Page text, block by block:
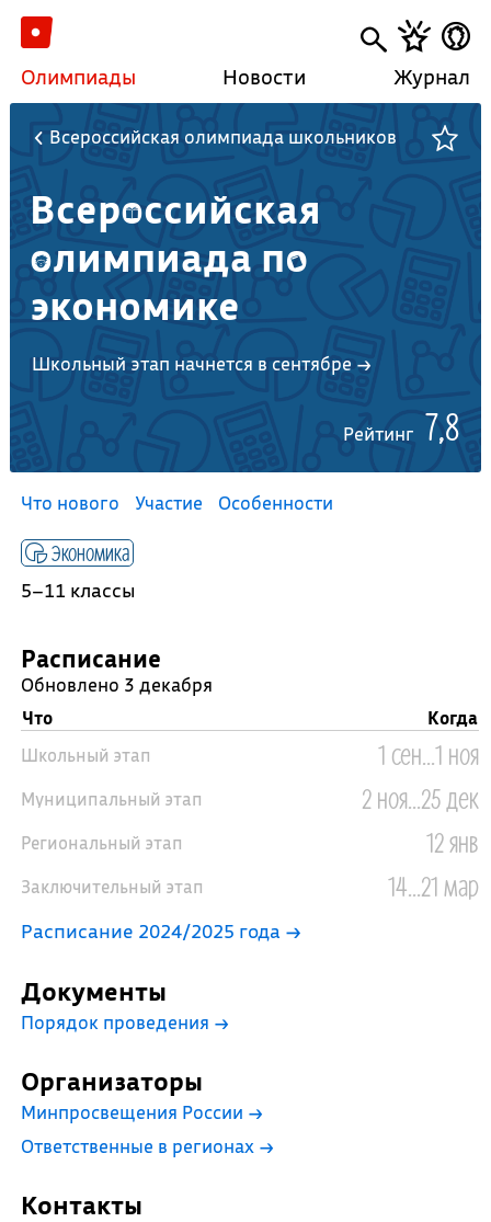
Олимпиады Новости Журнал
Всероссийская олимпиада школьников
Всероссийская
олимпиада по
экономике
Школьный этап начнется в сентябре →
Рейтинг 7,8
Что нового Участие Особенности
Экономика
5–11 классы
Расписание
Обновлено 3 декабря
Что
Когда
Школьный этап
1 сен...1 ноя
Муниципальный этап 2 ноя...25 дек
Региональный этап 12 янв
Заключительный этап 14...21 мар
Расписание 2024/2025 года →
Документы
Порядок проведения →
Организаторы
Минпросвещения России →
Ответственные в регионах →
Контакты